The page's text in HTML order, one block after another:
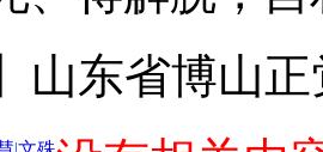
山东省博山正